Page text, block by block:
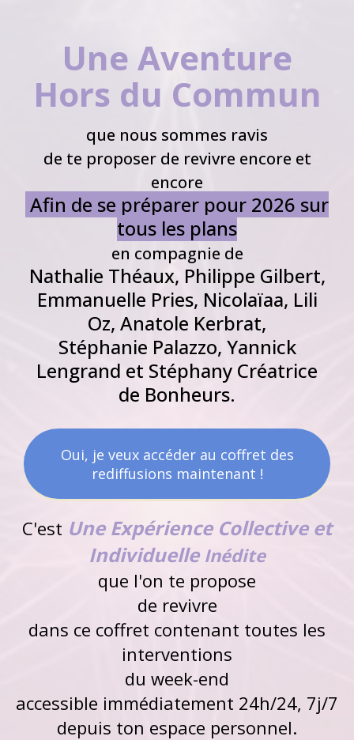
Une Aventure
Hors du Commun
que nous sommes ravis
de te proposer de revivre encore et
encore
Afin de se préparer pour 2026 sur
tous les plans
en compagnie de
Nathalie Théaux, Philippe Gilbert,
Emmanuelle Pries, Nicolaïaa, Lili
Oz, Anatole Kerbrat,
Stéphanie Palazzo, Yannick
Lengrand et Stéphany Créatrice
de Bonheurs.
Oui, je veux accéder au coffret des
rediffusions maintenant !
C'est Une Expérience Collective et
Individuelle Inédite
que l'on te propose
de revivre
dans ce coffret contenant toutes les
interventions
du week-end
accessible immédiatement 24h/24, 7j/7
depuis ton espace personnel.